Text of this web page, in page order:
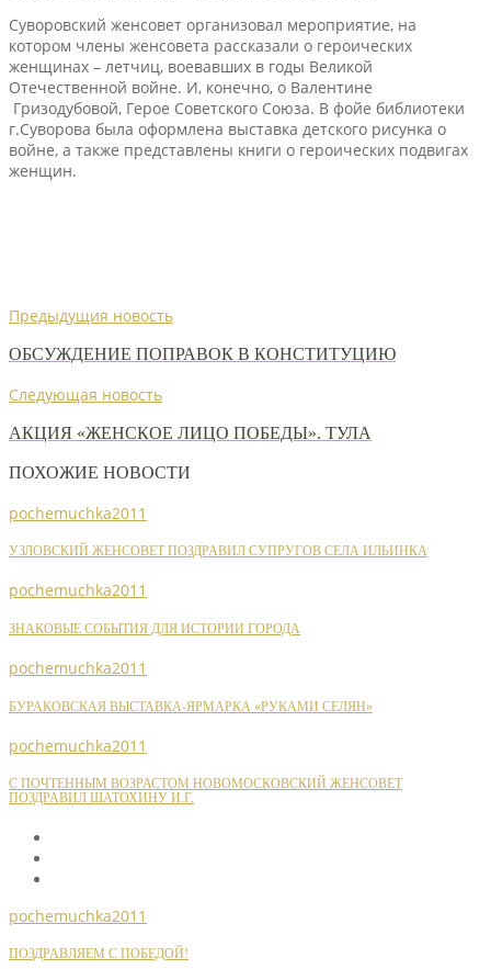
Суворовский женсовет организовал мероприятие, на
котором члены женсовета рассказали о героических
женщинах – летчиц, воевавших в годы Великой
Отечественной войне. И, конечно, о Валентине
Гризодубовой, Герое Советского Союза. В фойе библиотеки
г.Суворова была оформлена выставка детского рисунка о
войне, а также представлены книги о героических подвигах
женщин.
Предыдущия новость
ОБСУЖДЕНИЕ ПОПРАВОК В КОНСТИТУЦИЮ
Следующая новость
АКЦИЯ «ЖЕНСКОЕ ЛИЦО ПОБЕДЫ». ТУЛА
ПОХОЖИЕ НОВОСТИ
pochemuchka2011
УЗЛОВСКИЙ ЖЕНСОВЕТ ПОЗДРАВИЛ СУПРУГОВ СЕЛА ИЛЬИНКА
pochemuchka2011
ЗНАКОВЫЕ СОБЫТИЯ ДЛЯ ИСТОРИИ ГОРОДА
pochemuchka2011
БУРАКОВСКАЯ ВЫСТАВКА-ЯРМАРКА «РУКАМИ СЕЛЯН»
pochemuchka2011
С ПОЧТЕННЫМ ВОЗРАСТОМ НОВОМОСКОВСКИЙ ЖЕНСОВЕТ
ПОЗДРАВИЛ ШАТОХИНУ И.Г.
pochemuchka2011
ПОЗДРАВЛЯЕМ С ПОБЕДОЙ!